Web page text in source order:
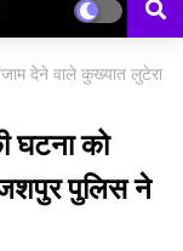
देने वाले कुख्यात लुटेरा
घटना को
पुलिस ने